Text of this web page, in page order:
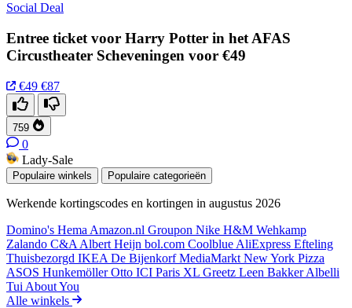
Social Deal
Entree ticket voor Harry Potter in het AFAS
Circustheater Scheveningen voor €49
€49 €87
759
0
Lady-Sale
Populaire winkels Populaire categorieën
Werkende kortingscodes en kortingen in augustus 2026
Domino's Hema Amazon.nl Groupon Nike H&M Wehkamp
Zalando C&A Albert Heijn bol.com Coolblue AliExpress Efteling
Thuisbezorgd IKEA De BijenkorfMediaMarkt New York Pizza
ASOS HunkemöllerOtto ICI Paris XL Greetz Leen BakkerAlbelli
Tui About You
Alle winkels